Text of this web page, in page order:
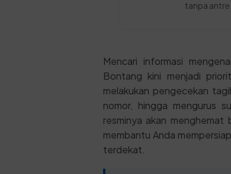
tanpa antre.
Mencari informasi
Bontang kini menjadi
melakukan pengecekan
nomor, hingga mengurus
resminya akan menghemat
membantu Anda
terdekat.